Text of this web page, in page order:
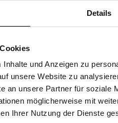
Details
und Anzeigen zu
unsere Website zu
an unsere Partner für soziale
möglicherweise mit
Ihrer Nutzung der Dienste